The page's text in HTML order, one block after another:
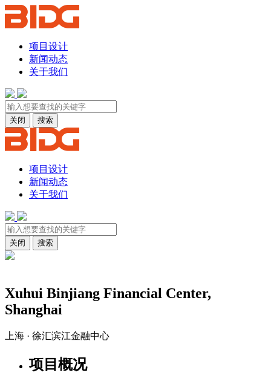
项目设计
新闻动态
关于我们
关闭 搜索
项目设计
新闻动态
关于我们
关闭 搜索
Xuhui Binjiang Financial Center,
Shanghai
上海 · 徐汇滨江金融中心
项目概况